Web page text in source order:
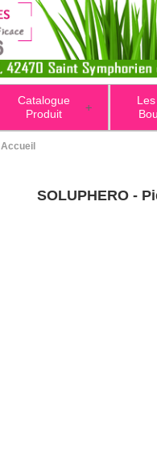
+
Catalogue
Produit
Accueil
SOLUPHERO -